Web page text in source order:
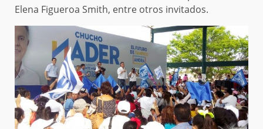
Elena Figueroa Smith, entre otros invitados.